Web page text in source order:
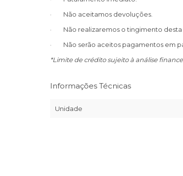
· Não aceitamos devoluções.
· Não realizaremos o tingimento desta
· Não serão aceitos pagamentos em
*Limite de crédito sujeito à análise
Informações Técnicas
Unidade